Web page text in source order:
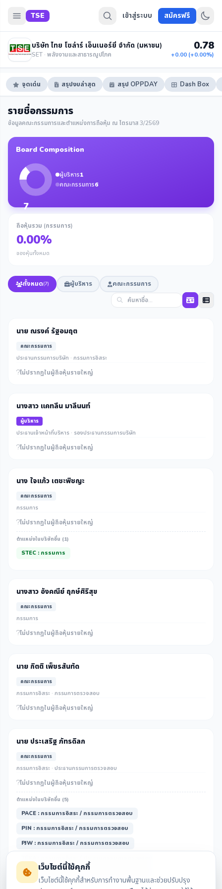
TSE เข้าสู่ระบบ สมัครฟรี
บริษัท ไทย โซล่าร์ เอ็นเนอร์ยี่ จำกัด (มหาชน)
SET · พลังงานและสาธารณูปโภค
0.78
+0.00 (+0.00%)
จุดเด่น สรุปงบล่าสุด สรุป OPPDAY Dash Box
รายชื่อกรรมการ
ข้อมูลคณะกรรมการและตำแหน่งการถือหุ้น ณ ไตรมาส 3/2569
Board Composition
7
ผู้บริหาร1
คณะกรรมการ6
ถือหุ้นรวม (กรรมการ)
0.00%
ของหุ้นทั้งหมด
ทั้งหมด(7) ผู้บริหาร คณะกรรมการ
นาย ณรงค์ รัฐอมฤต
คณะกรรมการ
ประธานกรรมการบริษัท · กรรมการอิสระ
ไม่ปรากฎในผู้ถือหุ้นรายใหญ่
นางสาว แคทลีน มาลีนนท์
ผู้บริหาร
ประธานเจ้าหน้าที่บริหาร · รองประธานกรรมการบริษัท
ไม่ปรากฎในผู้ถือหุ้นรายใหญ่
นาง ใจแก้ว เตชะพิชญะ
คณะกรรมการ
กรรมการ
ไม่ปรากฎในผู้ถือหุ้นรายใหญ่
ตำแหน่งในบริษัทอื่น (1)
STEC : กรรมการ
นางสาว อังคณีย์ ฤกษ์ศิริสุข
คณะกรรมการ
กรรมการ
ไม่ปรากฎในผู้ถือหุ้นรายใหญ่
นาย กิตติ เพ็ชรสันทัด
คณะกรรมการ
กรรมการอิสระ · กรรมการตรวจสอบ
ไม่ปรากฎในผู้ถือหุ้นรายใหญ่
นาย ประเสริฐ ภัทรดิลก
คณะกรรมการ
กรรมการอิสระ · ประธานกรรมการตรวจสอบ
ไม่ปรากฎในผู้ถือหุ้นรายใหญ่
ตำแหน่งในบริษัทอื่น (5)
PACE : กรรมการอิสระ / กรรมการตรวจสอบ
PIN : กรรมการอิสระ / กรรมการตรวจสอบ
PJW : กรรมการอิสระ / กรรมการตรวจสอบ
WAVE : กรรมการอิสระ / ประธานกรรมการตรวจสอบ
เว็บไซต์นี้ใช้คุกกี้
เว็บไซต์นี้ใช้คุกกี้สำหรับการทำงานพื้นฐานและช่วยปรับปรุง